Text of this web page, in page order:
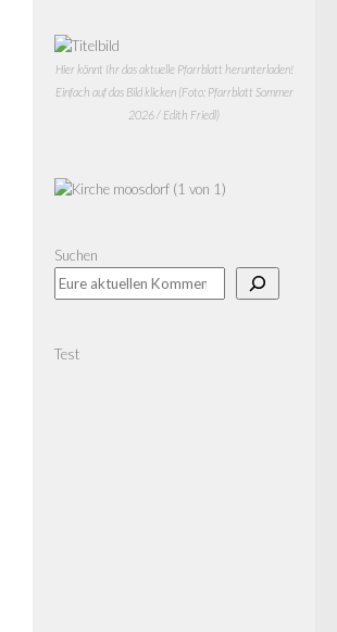
Hier könnt Ihr das aktuelle Pfarrblatt herunterladen!
Einfach auf das Bild klicken (Foto: Pfarrblatt Sommer
2026 / Edith Friedl)
Suchen
Test